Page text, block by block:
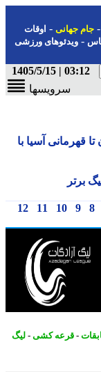
جهانی-اوقات
ویدئوهای ورزشی
03:12 |
سرویسها
آسیا با
9
10
11
12
-قرعه کشی-لیگ